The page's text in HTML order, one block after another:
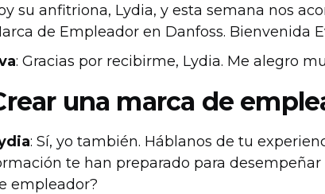
su anfitriona, Lydia, y esta semana nos
de Empleador en Danfoss. Bienvenida
: Gracias por recibirme, Lydia. Me alegro
una marca de
: Sí, yo también. Háblanos de tu
te han preparado para
empleador?